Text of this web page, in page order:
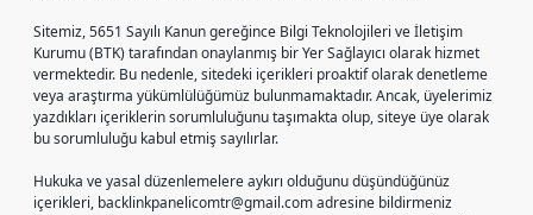
Sitemiz, 5651 Sayılı Kanun gereğince Bilgi Teknolojileri ve İletişim
Kurumu (BTK) tarafından onaylanmış bir Yer Sağlayıcı olarak hizmet
vermektedir. Bu nedenle, sitedeki içerikleri proaktif olarak denetleme
veya araştırma yükümlülüğümüz bulunmamaktadır. Ancak, üyelerimiz
yazdıkları içeriklerin sorumluluğunu taşımakta olup, siteye üye olarak
bu sorumluluğu kabul etmiş sayılırlar.
Hukuka ve yasal düzenlemelere aykırı olduğunu düşündüğünüz
içerikleri, backlinkpanelicomtr@gmail.comadresine bildirmeniz